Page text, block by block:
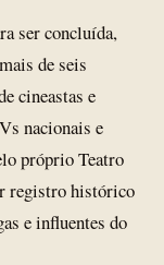
ser concluída,
de seis
cineastas e
nacionais e
próprio Teatro
registro histórico
e influentes do